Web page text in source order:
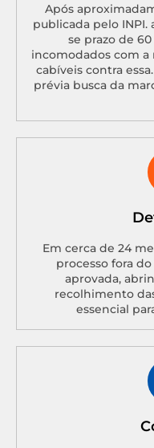
Após
publicada pelo
se prazo de
incomodados com
cabíveis contra
prévia busca da
Em cerca de 24
processo fora
aprovada,
recolhimento
essencial